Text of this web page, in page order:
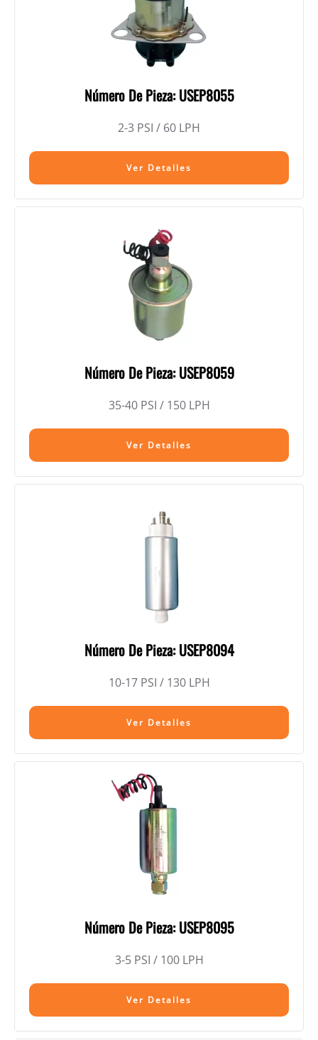
Número De Pieza: USEP8055
2-3 PSI / 60 LPH
Ver Detalles
Número De Pieza: USEP8059
35-40 PSI / 150 LPH
Ver Detalles
Número De Pieza: USEP8094
10-17 PSI / 130 LPH
Ver Detalles
Número De Pieza: USEP8095
3-5 PSI / 100 LPH
Ver Detalles